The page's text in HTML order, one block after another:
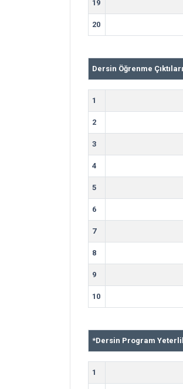
19
20
Dersin Öğrenme Çıktıları
1
2
3
4
5
6
7
8
9
10
*Dersin Program
1